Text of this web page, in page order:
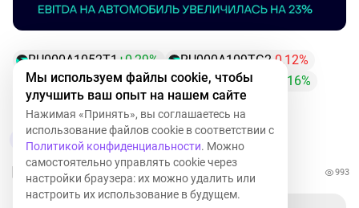
RU000A1052T1+0,29% RU000A109TG2 -0,12%
RU000A106A86+0,87% RU000A10AV31
+2,16%
RU000A106UW3+2,23% DELI +2,58%
993
Мы используем файлы cookie, чтобы
улучшить ваш опыт на нашем сайте
Нажимая «Принять», вы соглашаетесь на
использование файлов cookie в соответствии с
Политикой конфиденциальности. Можно
самостоятельно управлять cookie через
настройки браузера: их можно удалить или
настроить их использование в будущем.